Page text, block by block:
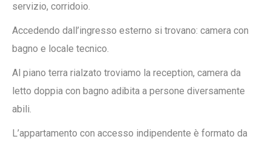
servizio, corridoio.
Accedendo dall’ingresso esterno si trovano: camera con
bagno e locale tecnico.
Al piano terra rialzato troviamo la reception, camera da
letto doppia con bagno adibita a persone diversamente
abili.
L’appartamento con accesso indipendente è formato da